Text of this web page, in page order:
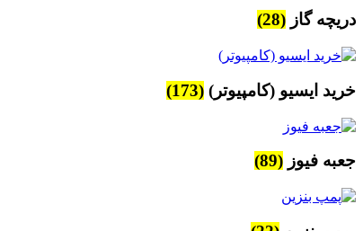
دریچه گاز (28)
خرید ایسیو (کامپیوتر) (173)
جعبه فیوز (89)